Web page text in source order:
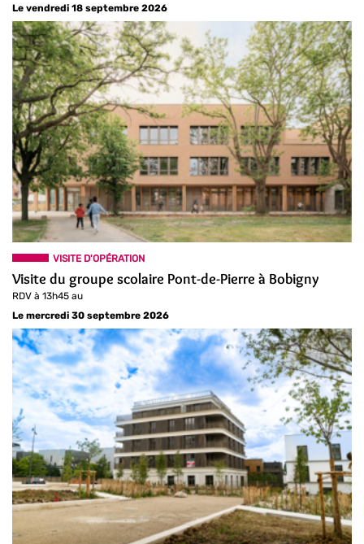
Le vendredi 18 septembre 2026
VISITE D'OPÉRATION
Visite du groupe scolaire Pont-de-Pierre à Bobigny
RDV à 13h45 au
Le mercredi 30 septembre 2026